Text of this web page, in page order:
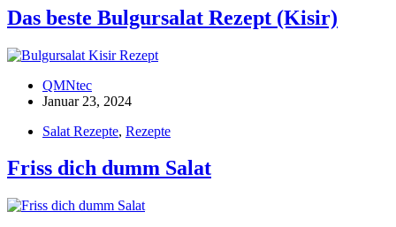
Das beste Bulgursalat Rezept (Kisir)
QMNtec
Januar 23, 2024
Salat Rezepte, Rezepte
Friss dich dumm Salat